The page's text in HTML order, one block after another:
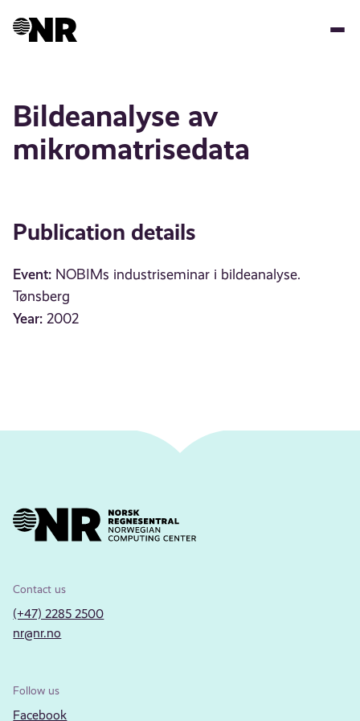
Bildeanalyse av
mikromatrisedata
Publication details
Event: NOBIMs industriseminar i bildeanalyse.
Tønsberg
Year: 2002
Contact us
(+47) 2285 2500
nr@nr.no
Follow us
Facebook